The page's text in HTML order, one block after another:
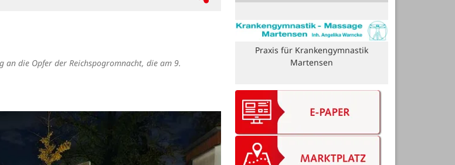
an die Opfer der Reichspogromnacht, die am 9.
Volksbank eG